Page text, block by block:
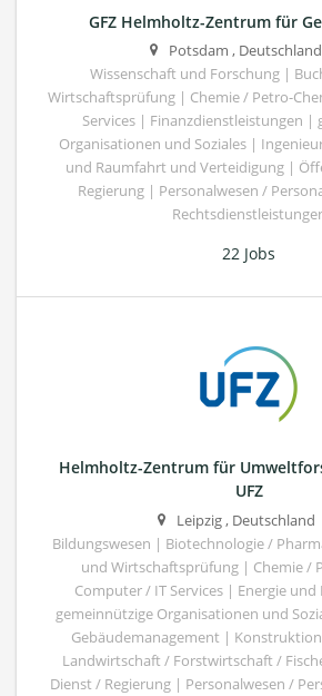
GFZ Helmholtz-Zentrum für
Potsdam , Deutschland
Wissenschaft und Forschung |
Wirtschaftsprüfung | Chemie / Petro-
Services | Finanzdienstleistungen |
Organisationen und Soziales |
und Raumfahrt und Verteidigung |
Regierung | Personalwesen /
22 Jobs
Helmholtz-Zentrum für
UFZ
Leipzig, Deutschland
Bildungswesen | Biotechnologie /
und Wirtschaftsprüfung | Chemie /
Computer / IT Services | Energie
gemeinnützige Organisationen und
Gebäudemanagement |
Landwirtschaft / Forstwirtschaft /
Dienst / Regierung | Personalwesen /